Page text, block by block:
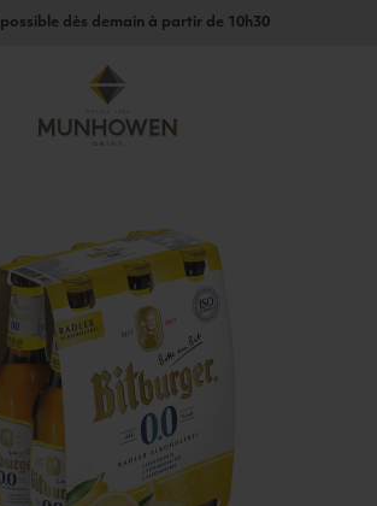
possible dès demain à partir de 10h30